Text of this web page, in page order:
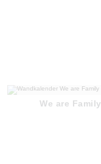
We are Family